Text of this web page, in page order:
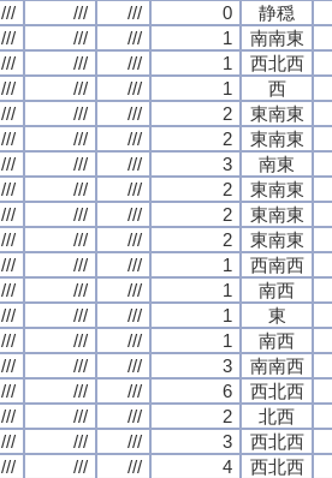
/// /// /// 0
静穏
/// /// /// 1
南南東
/// /// /// 1
西北西
/// /// /// 1
西
/// /// /// 2
東南東
/// /// /// 2
東南東
/// /// /// 3
南東
/// /// /// 2
東南東
/// /// /// 2
東南東
/// /// /// 2
東南東
/// /// /// 1
西南西
/// /// /// 1
南西
/// /// /// 1
東
/// /// /// 1
南西
/// /// /// 3
南南西
/// /// /// 6
西北西
/// /// /// 2
北西
/// /// /// 3
西北西
/// /// /// 4 西北西